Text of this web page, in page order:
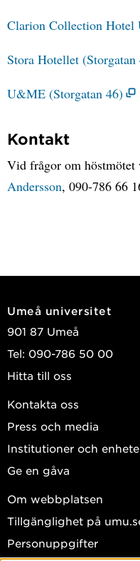
Clarion Collection Hotel
Stora Hotellet (Storgatan
U&ME (Storgatan 46)
Kontakt
Vid frågor om höstmötet
Andersson, 090-786 66
Umeå universitet
901 87 Umeå
Tel: 090-786 50 00
Hitta till oss
Kontakta oss
Press och media
Institutioner och
Ge en gåva
Om webbplatsen
Tillgänglighet på
Personuppgifter